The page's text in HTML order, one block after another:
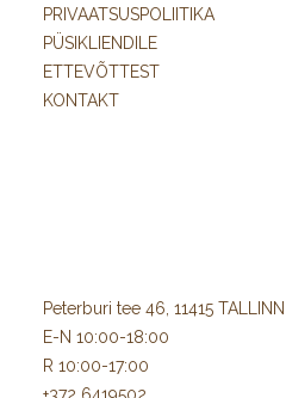
PRIVAATSUSPOLIITIKA
PÜSIKLIENDILE
ETTEVÕTTEST
KONTAKT
Peterburi tee 46, 11415 TALLINN
E-N 10:00-18:00
R 10:00-17:00